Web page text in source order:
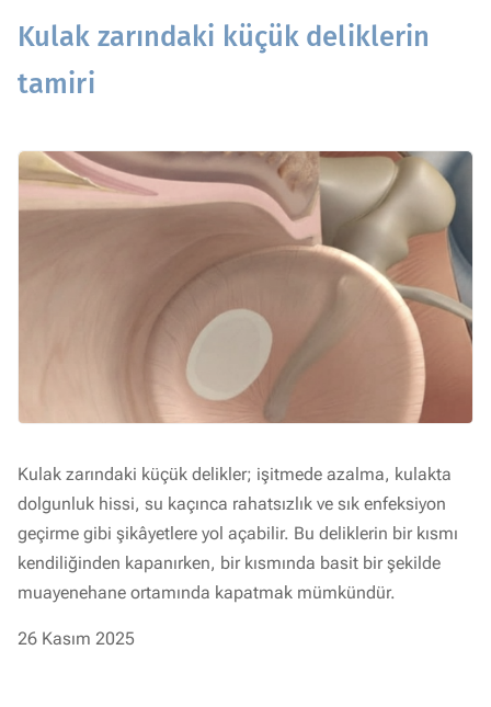
Kulak zarındaki küçük deliklerin
tamiri
Kulak zarındaki küçük delikler; işitmede azalma, kulakta
dolgunluk hissi, su kaçınca rahatsızlık ve sık enfeksiyon
geçirme gibi şikâyetlere yol açabilir. Bu deliklerin bir kısmı
kendiliğinden kapanırken, bir kısmında basit bir şekilde
muayenehane ortamında kapatmak mümkündür.
26 Kasım 2025